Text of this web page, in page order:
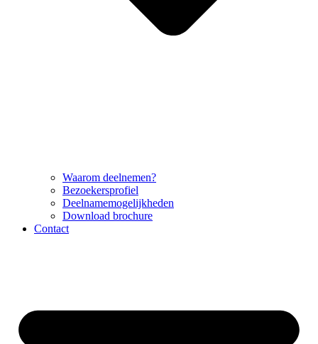
Waarom deelnemen?
Bezoekersprofiel
Deelnamemogelijkheden
Download brochure
Contact